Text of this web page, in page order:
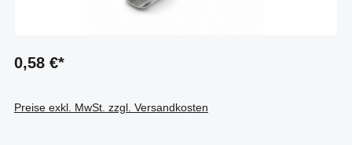
0,58 €*
Preise exkl. MwSt. zzgl. Versandkosten